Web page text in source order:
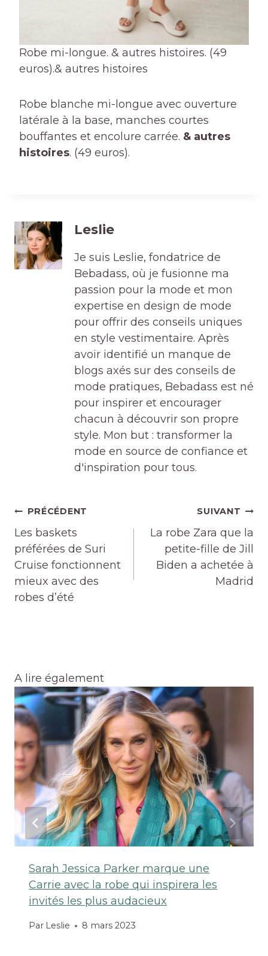
Robe mi-longue. & autres histoires. (49
euros).& autres histoires
Robe blanche mi-longue avec ouverture
latérale à la base, manches courtes
bouffantes et encolure carrée. & autres
histoires. (49 euros).
Leslie
Je suis Leslie, fondatrice de
Bebadass, où je fusionne ma
passion pour la mode et mon
expertise en design de mode
pour offrir des conseils uniques
en style vestimentaire. Après
avoir identifié un manque de
blogs axés sur des conseils de
mode pratiques, Bebadass est né
pour inspirer et encourager
chacun à découvrir son propre
style. Mon but : transformer la
mode en source de confiance et
d'inspiration pour tous.
Navigation
de
l’article
PRÉCÉDENT
Les baskets
préférées de Suri
Cruise fonctionnent
mieux avec des
robes d’été
SUIVANT
La robe Zara que la
petite-fille de Jill
Biden a achetée à
Madrid
A lire également
Sarah Jessica Parker marque une
Carrie avec la robe qui inspirera les
invités les plus audacieux
Par Leslie 8 mars 2023